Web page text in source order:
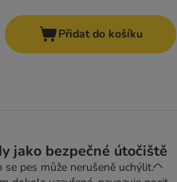
Přidat do košíku
jako bezpečné útočiště
pes může nerušeně uchýlit.